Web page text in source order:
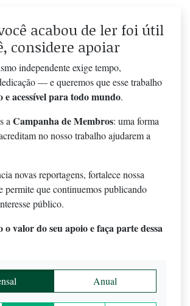
acabou de ler foi útil
considere apoiar
independente exige tempo,
— e queremos que esse trabalho
e acessível para todo mundo.
a Campanha de Membros: uma forma
no nosso trabalho ajudarem a
novas reportagens, fortalece nossa
permite que continuemos publicando
público.
o valor do seu apoio e faça parte dessa
Anual